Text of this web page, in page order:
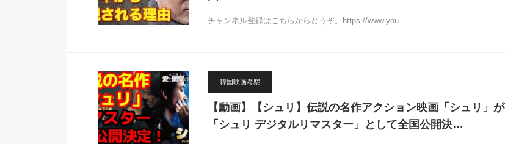
チャンネル登録はこちらからどうぞ。https://www.you…
韓国映画考察
【動画】【シュリ】伝説の名作アクション映画「シュリ」が
「シュリ デジタルリマスター」として全国公開決…